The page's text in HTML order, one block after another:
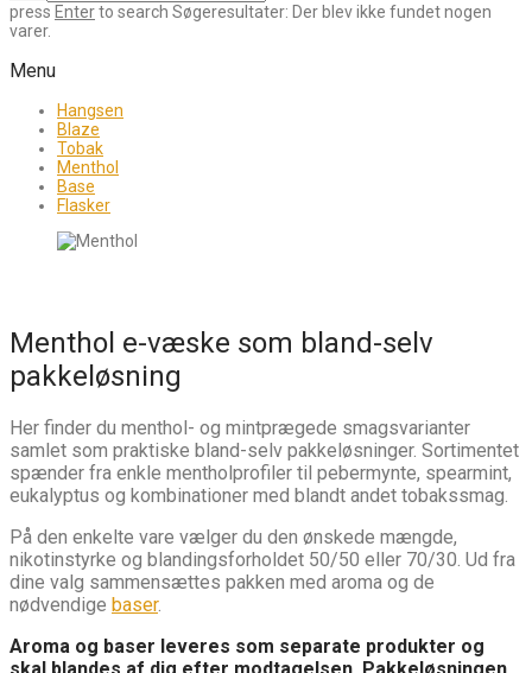
press Enterto search Søgeresultater: Der blev ikke fundet nogen
varer.
Menu
Hangsen
Blaze
Tobak
Menthol
Base
Flasker
Menthol e-væske som bland-selv
pakkeløsning
Her finder du menthol- og mintprægede smagsvarianter
samlet som praktiske bland-selv pakkeløsninger. Sortimentet
spænder fra enkle mentholprofiler til pebermynte, spearmint,
eukalyptus og kombinationer med blandt andet tobakssmag.
På den enkelte vare vælger du den ønskede mængde,
nikotinstyrke og blandingsforholdet 50/50 eller 70/30. Ud fra
dine valg sammensættes pakken med aroma og de
nødvendige baser.
Aroma og baser leveres som separate produkter og